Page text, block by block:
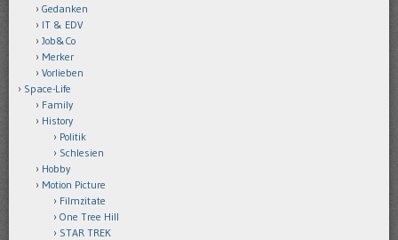
Gedanken
IT & EDV
Job&Co
Merker
Vorlieben
Space-Life
Family
History
Politik
Schlesien
Hobby
Motion Picture
Filmzitate
One Tree Hill
STAR TREK